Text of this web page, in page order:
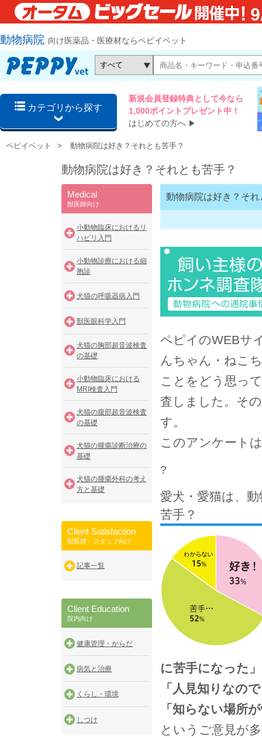
動物病院 向け医薬品・医療材ならペピイベット
カテゴリから探す
新規会員登録特典として今なら
1,000ポイントプレゼント中！
はじめての方へ ▶
ペピイベット 動物病院は好き？それとも苦手？
動物病院は好き？それとも苦手？
Medical
獣医師向け
小動物臨床におけるリ
ハビリ入門
小動物診療における細
胞診
犬猫の呼吸器病入門
獣医眼科学入門
犬猫の胸部超音波検査
の基礎
小動物臨床における
MRI検査入門
犬猫の腹部超音波検査
の基礎
犬猫の腫瘍診断治療の
基礎
犬猫の腫瘍外科の考え
方と基礎
Client Satisfaction
獣医師・スタッフ向け
記事一覧
Client Education
院内向け
健康管理・からだ
病気と治療
くらし・環境
しつけ
動物病院は好き？そ
ペピイのWEBサ
んちゃん・ねこ
ことをどう思っ
査しました。そ
す。
このアンケート
?
愛犬・愛猫は、
苦手？
に苦手になった」
「人見知りなの
「知らない場所
というご意見が